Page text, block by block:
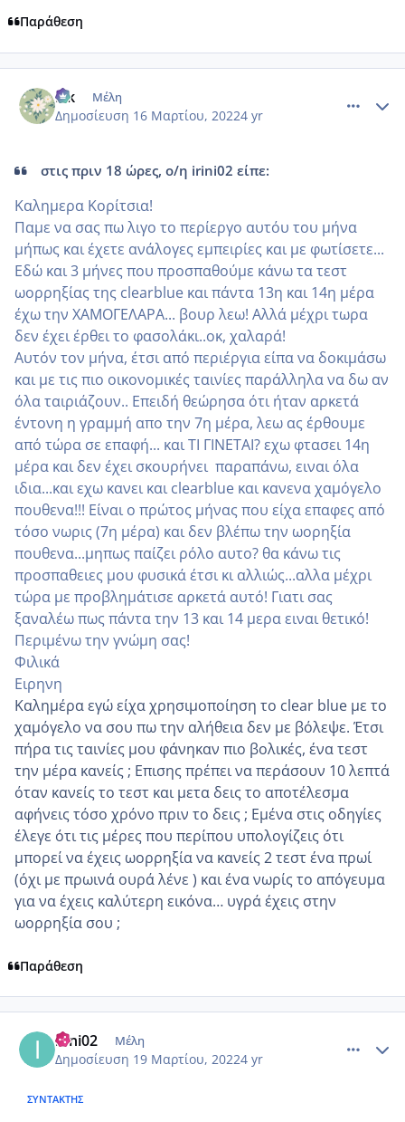
Παράθεση
Elk Μέλη
Δημοσίευση 16 Μαρτίου, 20224 yr
στις πριν 18 ώρες, ο/η irini02 είπε:
Καλημερα Κορίτσια!
Παμε να σας πω λιγο το περίεργο αυτόυ του μήνα
μήπως και έχετε ανάλογες εμπειρίες και με φωτίσετε...
Εδώ και 3 μήνες που προσπαθούμε κάνω τα τεστ
ωορρηξίας της clearblue και πάντα 13η και 14η μέρα
έχω την ΧΑΜΟΓΕΛΑΡΑ... βουρ λεω! Αλλά μέχρι τωρα
δεν έχει έρθει το φασολάκι..οκ, χαλαρά!
Αυτόν τον μήνα, έτσι από περιέργια είπα να δοκιμάσω
και με τις πιο οικονομικές ταινίες παράλληλα να δω αν
όλα ταιριάζουν.. Eπειδή θεώρησα ότι ήταν αρκετά
έντονη η γραμμή απο την 7η μέρα, λεω ας έρθουμε
από τώρα σε επαφή... και ΤΙ ΓΙΝΕΤΑΙ? εχω φτασει 14η
μέρα και δεν έχει σκουρήνει παραπάνω, ειναι όλα
ιδια...και εχω κανει και clearblue και κανενα χαμόγελο
πουθενα!!! Είναι ο πρώτος μήνας που είχα επαφες από
τόσο νωρις (7η μέρα) και δεν βλέπω την ωορηξία
πουθενα...μηπως παίζει ρόλο αυτο? θα κάνω τις
προσπαθειες μου φυσικά έτσι κι αλλιώς...αλλα μέχρι
τώρα με προβλημάτισε αρκετά αυτό! Γιατι σας
ξαναλέω πως πάντα την 13 και 14 μερα ειναι θετικό!
Περιμένω την γνώμη σας!
Φιλικά
Ειρηνη
Καλημέρα εγώ είχα χρησιμοποίηση το clear blue με το
χαμόγελο να σου πω την αλήθεια δεν με βόλεψε. Έτσι
πήρα τις ταινίες μου φάνηκαν πιο βολικές, ένα τεστ
την μέρα κανείς ; Επισης πρέπει να περάσουν 10 λεπτά
όταν κανείς το τεστ και μετα δεις το αποτέλεσμα
αφήνεις τόσο χρόνο πριν το δεις ; Εμένα στις οδηγίες
έλεγε ότι τις μέρες που περίπου υπολογίζεις ότι
μπορεί να έχεις ωορρηξία να κανείς 2 τεστ ένα πρωί
(όχι με πρωινά ουρά λένε ) και ένα νωρίς το απόγευμα
για να έχεις καλύτερη εικόνα… υγρά έχεις στην
ωορρηξία σου ;
Παράθεση
irini02 Μέλη
Δημοσίευση 19 Μαρτίου, 20224 yr
ΣΥΝΤΆΚΤΗΣ